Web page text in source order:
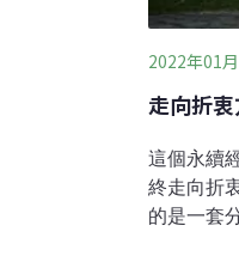
2022年01
走向折
這個永續
終走向折
的是一套